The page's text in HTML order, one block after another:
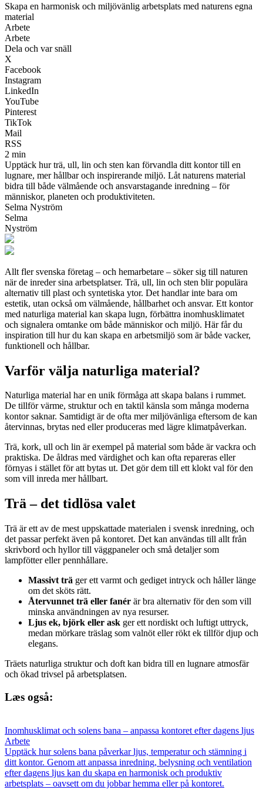
Skapa en harmonisk och miljövänlig arbetsplats med naturens egna
material
Arbete
Arbete
Dela och var snäll
X
Facebook
Instagram
LinkedIn
YouTube
Pinterest
TikTok
Mail
RSS
2 min
Upptäck hur trä, ull, lin och sten kan förvandla ditt kontor till en
lugnare, mer hållbar och inspirerande miljö. Låt naturens material
bidra till både välmående och ansvarstagande inredning – för
människor, planeten och produktiviteten.
Selma Nyström
Selma
Nyström
Allt fler svenska företag – och hemarbetare – söker sig till naturen
när de inreder sina arbetsplatser. Trä, ull, lin och sten blir populära
alternativ till plast och syntetiska ytor. Det handlar inte bara om
estetik, utan också om välmående, hållbarhet och ansvar. Ett kontor
med naturliga material kan skapa lugn, förbättra inomhusklimatet
och signalera omtanke om både människor och miljö. Här får du
inspiration till hur du kan skapa en arbetsmiljö som är både vacker,
funktionell och hållbar.
Varför välja naturliga material?
Naturliga material har en unik förmåga att skapa balans i rummet.
De tillför värme, struktur och en taktil känsla som många moderna
kontor saknar. Samtidigt är de ofta mer miljövänliga eftersom de kan
återvinnas, brytas ned eller produceras med lägre klimatpåverkan.
Trä, kork, ull och lin är exempel på material som både är vackra och
praktiska. De åldras med värdighet och kan ofta repareras eller
förnyas i stället för att bytas ut. Det gör dem till ett klokt val för den
som vill inreda mer hållbart.
Trä – det tidlösa valet
Trä är ett av de mest uppskattade materialen i svensk inredning, och
det passar perfekt även på kontoret. Det kan användas till allt från
skrivbord och hyllor till väggpaneler och små detaljer som
lampfötter eller pennhållare.
Massivt trä ger ett varmt och gediget intryck och håller länge
om det sköts rätt.
Återvunnet trä eller fanér är bra alternativ för den som vill
minska användningen av nya resurser.
Ljus ek, björk eller ask ger ett nordiskt och luftigt uttryck,
medan mörkare träslag som valnöt eller rökt ek tillför djup och
elegans.
Träets naturliga struktur och doft kan bidra till en lugnare atmosfär
och ökad trivsel på arbetsplatsen.
Læs også:
Inomhusklimat och solens bana – anpassa kontoret efter dagens ljus
Arbete
Upptäck hur solens bana påverkar ljus, temperatur och stämning i
ditt kontor. Genom att anpassa inredning, belysning och ventilation
efter dagens ljus kan du skapa en harmonisk och produktiv
arbetsplats – oavsett om du jobbar hemma eller på kontoret.